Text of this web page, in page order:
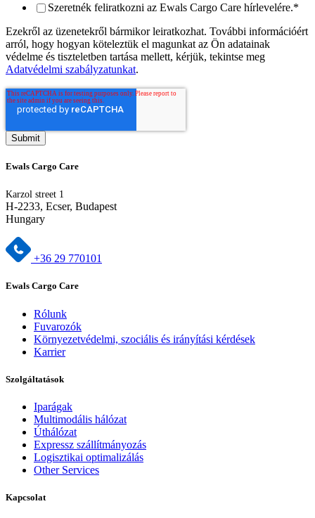
Szeretnék feliratkozni az Ewals Cargo Care hírlevelére.*
Ezekről az üzenetekről bármikor leiratkozhat. További információért
arról, hogy hogyan köteleztük el magunkat az Ön adatainak
védelme és tiszteletben tartása mellett, kérjük, tekintse meg
Adatvédelmi szabályzatunkat.
Ewals Cargo Care
Karzol street 1
H-2233, Ecser, Budapest
Hungary
+36 29 770101
Ewals Cargo Care
Rólunk
Fuvarozók
Környezetvédelmi, szociális és irányítási kérdések
Karrier
Szolgáltatások
Iparágak
Multimodális hálózat
Úthálózat
Expressz szállítmányozás
Logisztikai optimalizálás
Other Services
Kapcsolat